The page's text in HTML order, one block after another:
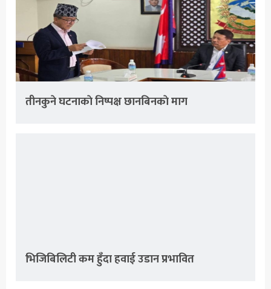
तीनकुने घटनाकाे निष्पक्ष छानबिनकाे माग
भिजिबिलिटी कम हुँदा हवाई उडान प्रभावित